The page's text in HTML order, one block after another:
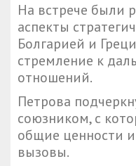
На встрече были
аспекты
Болгарией и
стремление к
отношений.
Петрова
союзником, с
общие ценности
вызовы.